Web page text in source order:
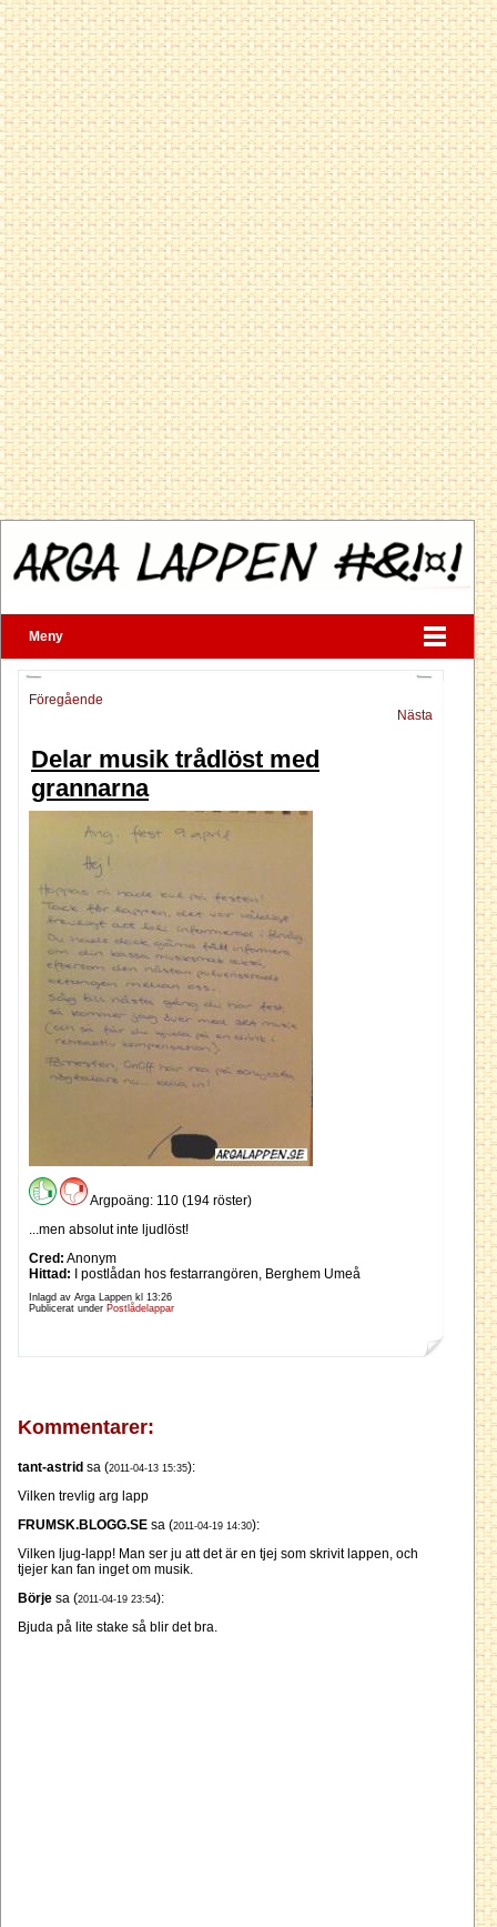
Meny
Föregående
Nästa
Delar musik trådlöst med
grannarna
Argpoäng: 110 (194 röster)
...men absolut inte ljudlöst!
Cred: Anonym
Hittad: I postlådan hos festarrangören, Berghem Umeå
Inlagd av Arga Lappen kl 13:26
Publicerat under Postlådelappar
Kommentarer:
tant-astrid sa (2011-04-13 15:35):
Vilken trevlig arg lapp
FRUMSK.BLOGG.SE sa (2011-04-19 14:30):
Vilken ljug-lapp! Man ser ju att det är en tjej som skrivit lappen, och
tjejer kan fan inget om musik.
Börje sa (2011-04-19 23:54):
Bjuda på lite stake så blir det bra.